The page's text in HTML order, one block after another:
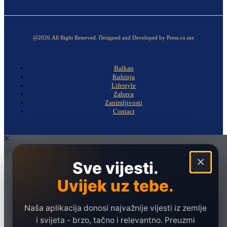
@2026.All Right Reserved. Designed and Developed by Press.co.me
Balkan
Kuhinja
Lifestyle
Zabava
Zanimljivosti
Contact
×
Sve vijesti.
Uvijek uz tebe.
Naša aplikacija donosi najvažnije vijesti iz zemlje
i svijeta - brzo, tačno i relevantno. Preuzmi
Hronika